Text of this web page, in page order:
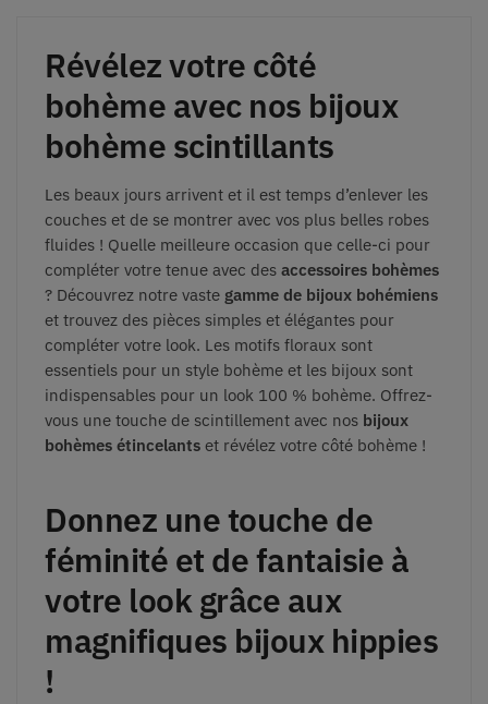
Révélez votre côté
bohème avec nos bijoux
bohème scintillants
Les beaux jours arrivent et il est temps d’enlever les
couches et de se montrer avec vos plus belles robes
fluides ! Quelle meilleure occasion que celle-ci pour
compléter votre tenue avec des accessoires bohèmes
? Découvrez notre vaste gamme de bijoux bohémiens
et trouvez des pièces simples et élégantes pour
compléter votre look. Les motifs floraux sont
essentiels pour un style bohème et les bijoux sont
indispensables pour un look 100 % bohème. Offrez-
vous une touche de scintillement avec nos bijoux
bohèmes étincelants et révélez votre côté bohème !
Donnez une touche de
féminité et de fantaisie à
votre look grâce aux
magnifiques bijoux hippies
!